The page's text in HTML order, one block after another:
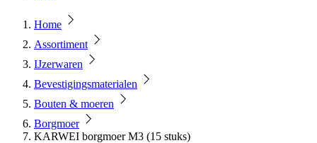
Home
Assortiment
IJzerwaren
Bevestigingsmaterialen
Bouten & moeren
Borgmoer
KARWEI borgmoer M3 (15 stuks)